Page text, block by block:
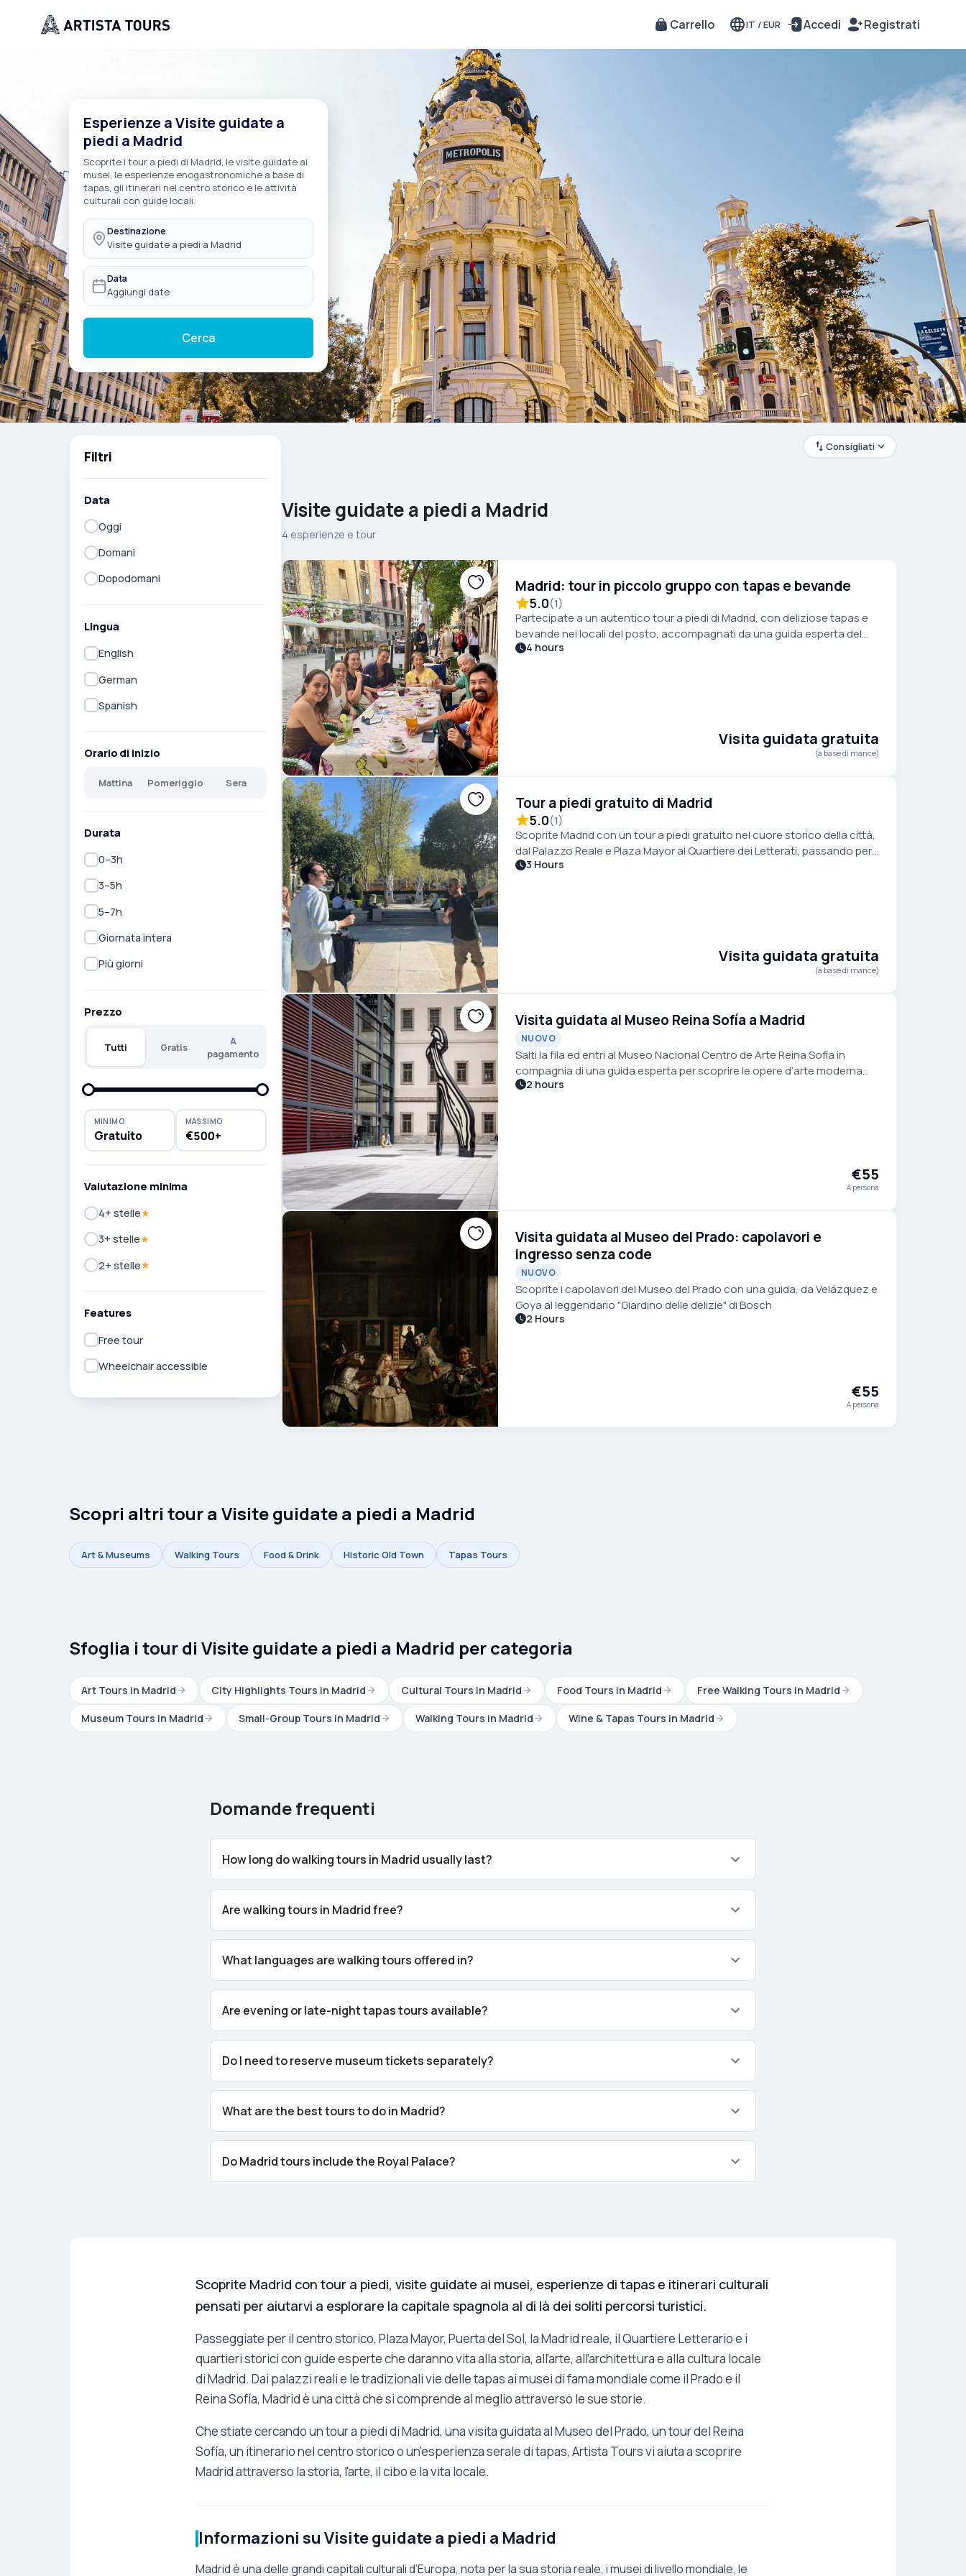
Carrello IT /EUR Accedi Registrati
Esperienze a Visite guidate a
piedi a Madrid
Scoprite i tour a piedi di Madrid, le visite guidate ai
musei, le esperienze enogastronomiche a base di
tapas, gli itinerari nel centro storico e le attività
culturali con guide locali.
Destinazione
Visite guidate a piedi a Madrid
Data
Aggiungi date
Cerca
Filtri
Data
Oggi
Domani
Dopodomani
Lingua
English
German
Spanish
Orario di inizio
Mattina Pomeriggio Sera
Durata
0–3h
3–5h
5–7h
Giornata intera
Più giorni
Prezzo
Tutti Gratis
A
pagamento
MINIMO
Gratuito
MASSIMO
€500+
Valutazione minima
4+ stelle★
3+ stelle★
2+ stelle★
Features
Free tour
Wheelchair accessible
Consigliati
Visite guidate a piedi a Madrid
4 esperienze e tour
Madrid: tour in piccolo gruppo con tapas e bevande
5.0(1)
Partecipate a un autentico tour a piedi di Madrid, con deliziose tapas e
bevande nei locali del posto, accompagnati da una guida esperta del
luogo.
4 hours
Visita guidata gratuita
(a base di mance)
Tour a piedi gratuito di Madrid
5.0(1)
Scoprite Madrid con un tour a piedi gratuito nel cuore storico della città,
dal Palazzo Reale e Plaza Mayor al Quartiere dei Letterati, passando per
le leggende locali.
3 Hours
Visita guidata gratuita
(a base di mance)
Visita guidata al Museo Reina Sofía a Madrid
NUOVO
Salti la fila ed entri al Museo Nacional Centro de Arte Reina Sofía in
compagnia di una guida esperta per scoprire le opere d’arte moderna
più significative della Spagna, da *Guernica* di Picasso a Dalí.
2 hours
€55
A persona
Visita guidata al Museo del Prado: capolavori e
ingresso senza code
NUOVO
Scoprite i capolavori del Museo del Prado con una guida, da Velázquez e
Goya al leggendario "Giardino delle delizie" di Bosch
2 Hours
€55
A persona
Scopri altri tour a Visite guidate a piedi a Madrid
Art & Museums Walking Tours Food & Drink Historic Old Town Tapas Tours
Sfoglia i tour di Visite guidate a piedi a Madrid per categoria
Art Tours in Madrid City Highlights Tours in Madrid Cultural Tours in Madrid Food Tours in Madrid Free Walking Tours in Madrid
Museum Tours in Madrid Small-Group Tours in Madrid Walking Tours in Madrid Wine & Tapas Tours in Madrid
Domande frequenti
How long do walking tours in Madrid usually last?
Are walking tours in Madrid free?
What languages are walking tours offered in?
Are evening or late-night tapas tours available?
Do I need to reserve museum tickets separately?
What are the best tours to do in Madrid?
Do Madrid tours include the Royal Palace?
Scoprite Madrid con tour a piedi, visite guidate ai musei, esperienze di tapas e itinerari culturali
pensati per aiutarvi a esplorare la capitale spagnola al di là dei soliti percorsi turistici.
Passeggiate per il centro storico, Plaza Mayor, Puerta del Sol, la Madrid reale, il Quartiere Letterario e i
quartieri storici con guide esperte che daranno vita alla storia, all’arte, all’architettura e alla cultura locale
di Madrid. Dai palazzi reali e le tradizionali vie delle tapas ai musei di fama mondiale come il Prado e il
Reina Sofía, Madrid è una città che si comprende al meglio attraverso le sue storie.
Che stiate cercando un tour a piedi di Madrid, una visita guidata al Museo del Prado, un tour del Reina
Sofía, un itinerario nel centro storico o un'esperienza serale di tapas, Artista Tours vi aiuta a scoprire
Madrid attraverso la storia, l'arte, il cibo e la vita locale.
Informazioni su Visite guidate a piedi a Madrid
Madrid è una delle grandi capitali culturali d’Europa, nota per la sua storia reale, i musei di livello mondiale, le